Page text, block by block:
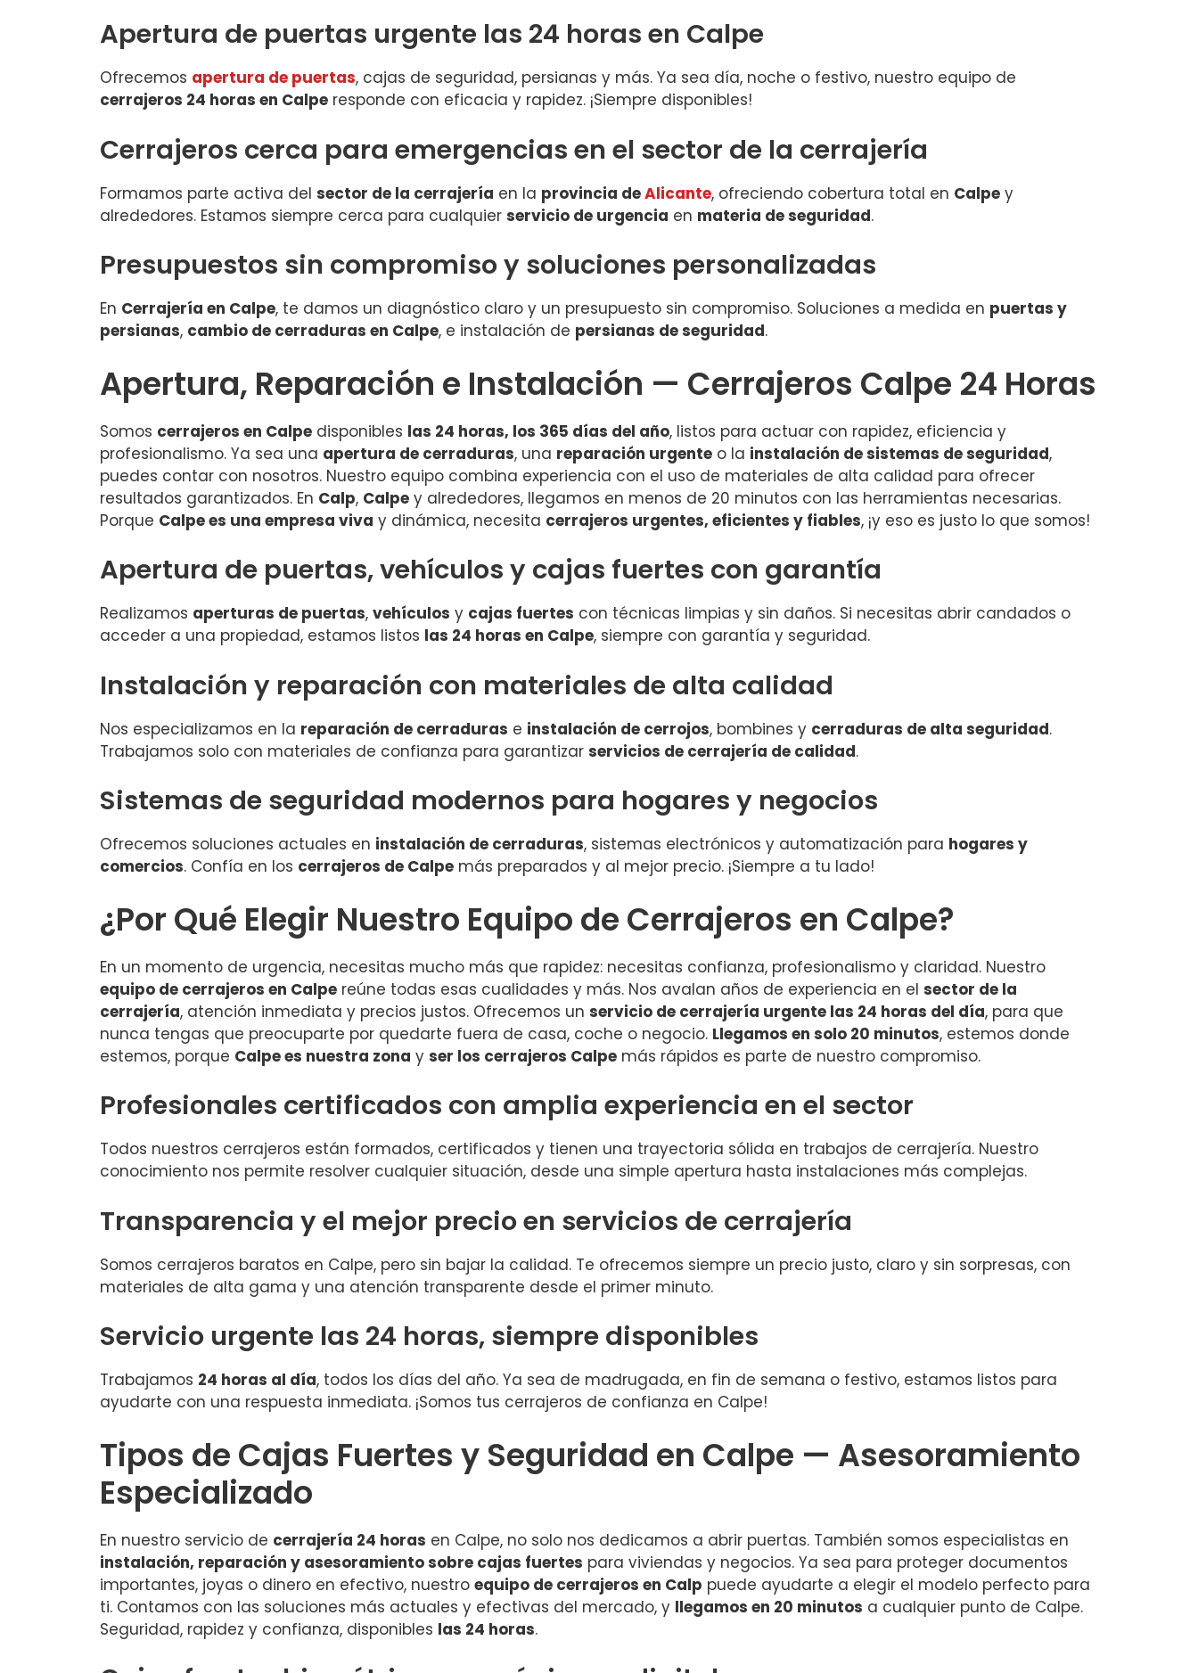
Apertura de puertas urgente las 24 horas en Calpe
Ofrecemos apertura de puertas, cajas de seguridad, persianas y más. Ya sea día, noche o festivo, nuestro equipo de
cerrajeros 24 horas en Calpe responde con eficacia y rapidez. ¡Siempre disponibles!
Cerrajeros cerca para emergencias en el sector de la cerrajería
Formamos parte activa del sector de la cerrajería en la provincia deAlicante, ofreciendo cobertura total en Calpe y
alrededores. Estamos siempre cerca para cualquier servicio de urgencia en materia de seguridad.
Presupuestos sin compromiso y soluciones personalizadas
En Cerrajería en Calpe, te damos un diagnóstico claro y un presupuesto sin compromiso. Soluciones a medida en puertas y
persianas, cambio de cerraduras en Calpe, e instalación de persianas de seguridad.
Apertura, Reparación e Instalación — Cerrajeros Calpe 24 Horas
Somos cerrajeros en Calpe disponibles las 24 horas, los 365 días del año, listos para actuar con rapidez, eficiencia y
profesionalismo. Ya sea una apertura de cerraduras, una reparación urgente o la instalación de sistemas de seguridad,
puedes contar con nosotros. Nuestro equipo combina experiencia con el uso de materiales de alta calidad para ofrecer
resultados garantizados. En Calp, Calpe y alrededores, llegamos en menos de 20 minutos con las herramientas necesarias.
Porque Calpe es una empresa viva y dinámica, necesita cerrajeros urgentes, eficientes y fiables, ¡y eso es justo lo que somos!
Apertura de puertas, vehículos y cajas fuertes con garantía
Realizamos aperturas de puertas, vehículos y cajas fuertes con técnicas limpias y sin daños. Si necesitas abrir candados o
acceder a una propiedad, estamos listos las 24 horas en Calpe, siempre con garantía y seguridad.
Instalación y reparación con materiales de alta calidad
Nos especializamos en la reparación de cerraduras e instalación de cerrojos, bombines y cerraduras de alta seguridad.
Trabajamos solo con materiales de confianza para garantizar servicios de cerrajería de calidad.
Sistemas de seguridad modernos para hogares y negocios
Ofrecemos soluciones actuales en instalación de cerraduras, sistemas electrónicos y automatización para hogares y
comercios. Confía en los cerrajeros de Calpe más preparados y al mejor precio. ¡Siempre a tu lado!
¿Por Qué Elegir Nuestro Equipo de Cerrajeros en Calpe?
En un momento de urgencia, necesitas mucho más que rapidez: necesitas confianza, profesionalismo y claridad. Nuestro
equipo de cerrajeros en Calpe reúne todas esas cualidades y más. Nos avalan años de experiencia en el sector de la
cerrajería, atención inmediata y precios justos. Ofrecemos un servicio de cerrajería urgente las 24 horas del día, para que
nunca tengas que preocuparte por quedarte fuera de casa, coche o negocio. Llegamos en solo 20 minutos, estemos donde
estemos, porque Calpe es nuestra zona y ser los cerrajeros Calpe más rápidos es parte de nuestro compromiso.
Profesionales certificados con amplia experiencia en el sector
Todos nuestros cerrajeros están formados, certificados y tienen una trayectoria sólida en trabajos de cerrajería. Nuestro
conocimiento nos permite resolver cualquier situación, desde una simple apertura hasta instalaciones más complejas.
Transparencia y el mejor precio en servicios de cerrajería
Somos cerrajeros baratos en Calpe, pero sin bajar la calidad. Te ofrecemos siempre un precio justo, claro y sin sorpresas, con
materiales de alta gama y una atención transparente desde el primer minuto.
Servicio urgente las 24 horas, siempre disponibles
Trabajamos 24 horas al día, todos los días del año. Ya sea de madrugada, en fin de semana o festivo, estamos listos para
ayudarte con una respuesta inmediata. ¡Somos tus cerrajeros de confianza en Calpe!
Tipos de Cajas Fuertes y Seguridad en Calpe — Asesoramiento
Especializado
En nuestro servicio de cerrajería 24 horas en Calpe, no solo nos dedicamos a abrir puertas. También somos especialistas en
instalación, reparación y asesoramiento sobre cajas fuertes para viviendas y negocios. Ya sea para proteger documentos
importantes, joyas o dinero en efectivo, nuestro equipo de cerrajeros en Calp puede ayudarte a elegir el modelo perfecto para
ti. Contamos con las soluciones más actuales y efectivas del mercado, y llegamos en 20 minutos a cualquier punto de Calpe.
Seguridad, rapidez y confianza, disponibles las 24 horas.